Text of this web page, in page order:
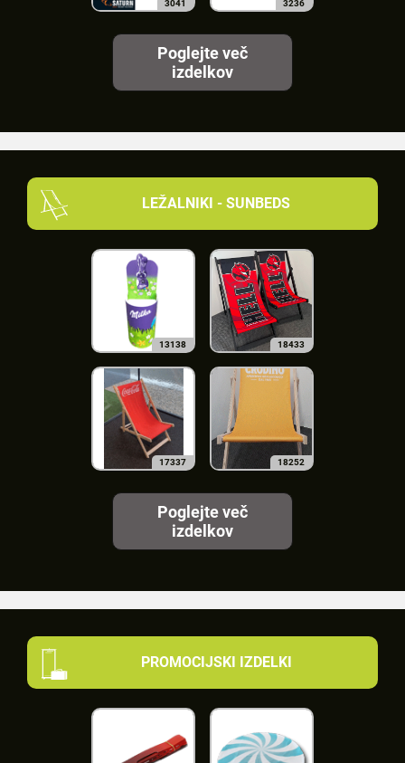
3041 3236
Poglejte več
izdelkov
LEŽALNIKI - SUNBEDS
13138 18433
17337 18252
Poglejte več
izdelkov
PROMOCIJSKI IZDELKI